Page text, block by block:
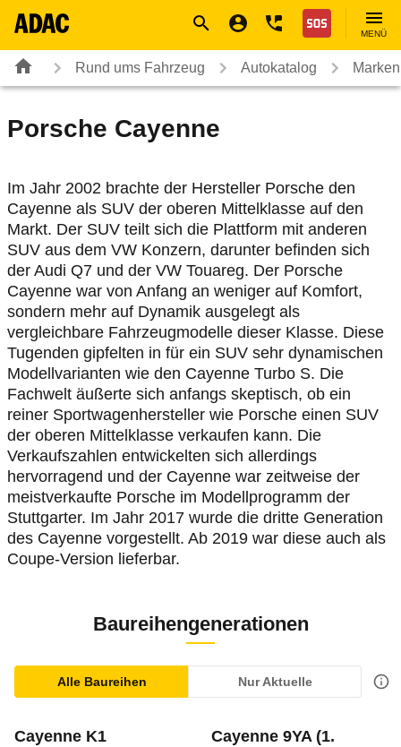
Nothilfe
MENÜ
Rund ums Fahrzeug Autokatalog
Porsche Cayenne
Im Jahr 2002 brachte der Hersteller Porsche den
Cayenne als SUV der oberen Mittelklasse auf den
Markt. Der SUV teilt sich die Plattform mit anderen
SUV aus dem VW Konzern, darunter befinden sich
der Audi Q7 und der VW Touareg. Der Porsche
Cayenne war von Anfang an weniger auf Komfort,
sondern mehr auf Dynamik ausgelegt als
vergleichbare Fahrzeugmodelle dieser Klasse. Diese
Tugenden gipfelten in für ein SUV sehr dynamischen
Modellvarianten wie den Cayenne Turbo S. Die
Fachwelt äußerte sich anfangs skeptisch, ob ein
reiner Sportwagenhersteller wie Porsche einen SUV
der oberen Mittelklasse verkaufen kann. Die
Verkaufszahlen entwickelten sich allerdings
hervorragend und der Cayenne war zeitweise der
meistverkaufte Porsche im Modellprogramm der
Stuttgarter. Im Jahr 2017 wurde die dritte Generation
des Cayenne vorgestellt. Ab 2019 war diese auch als
Coupe-Version lieferbar.
Baureihengenerationen
Alle Baureihen Nur Aktuelle
Cayenne K1 Cayenne 9YA(1.